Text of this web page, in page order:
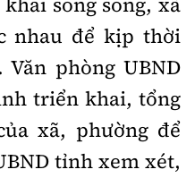
nhau để kịp thời
phòng UBND
triển khai, tổng
xã, phường để
tỉnh xem xét,